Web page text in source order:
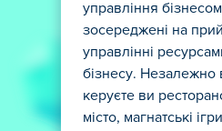
управління
зосереджені на
управлінні
бізнесу. Незалежно
керуєте ви
місто, магнатські